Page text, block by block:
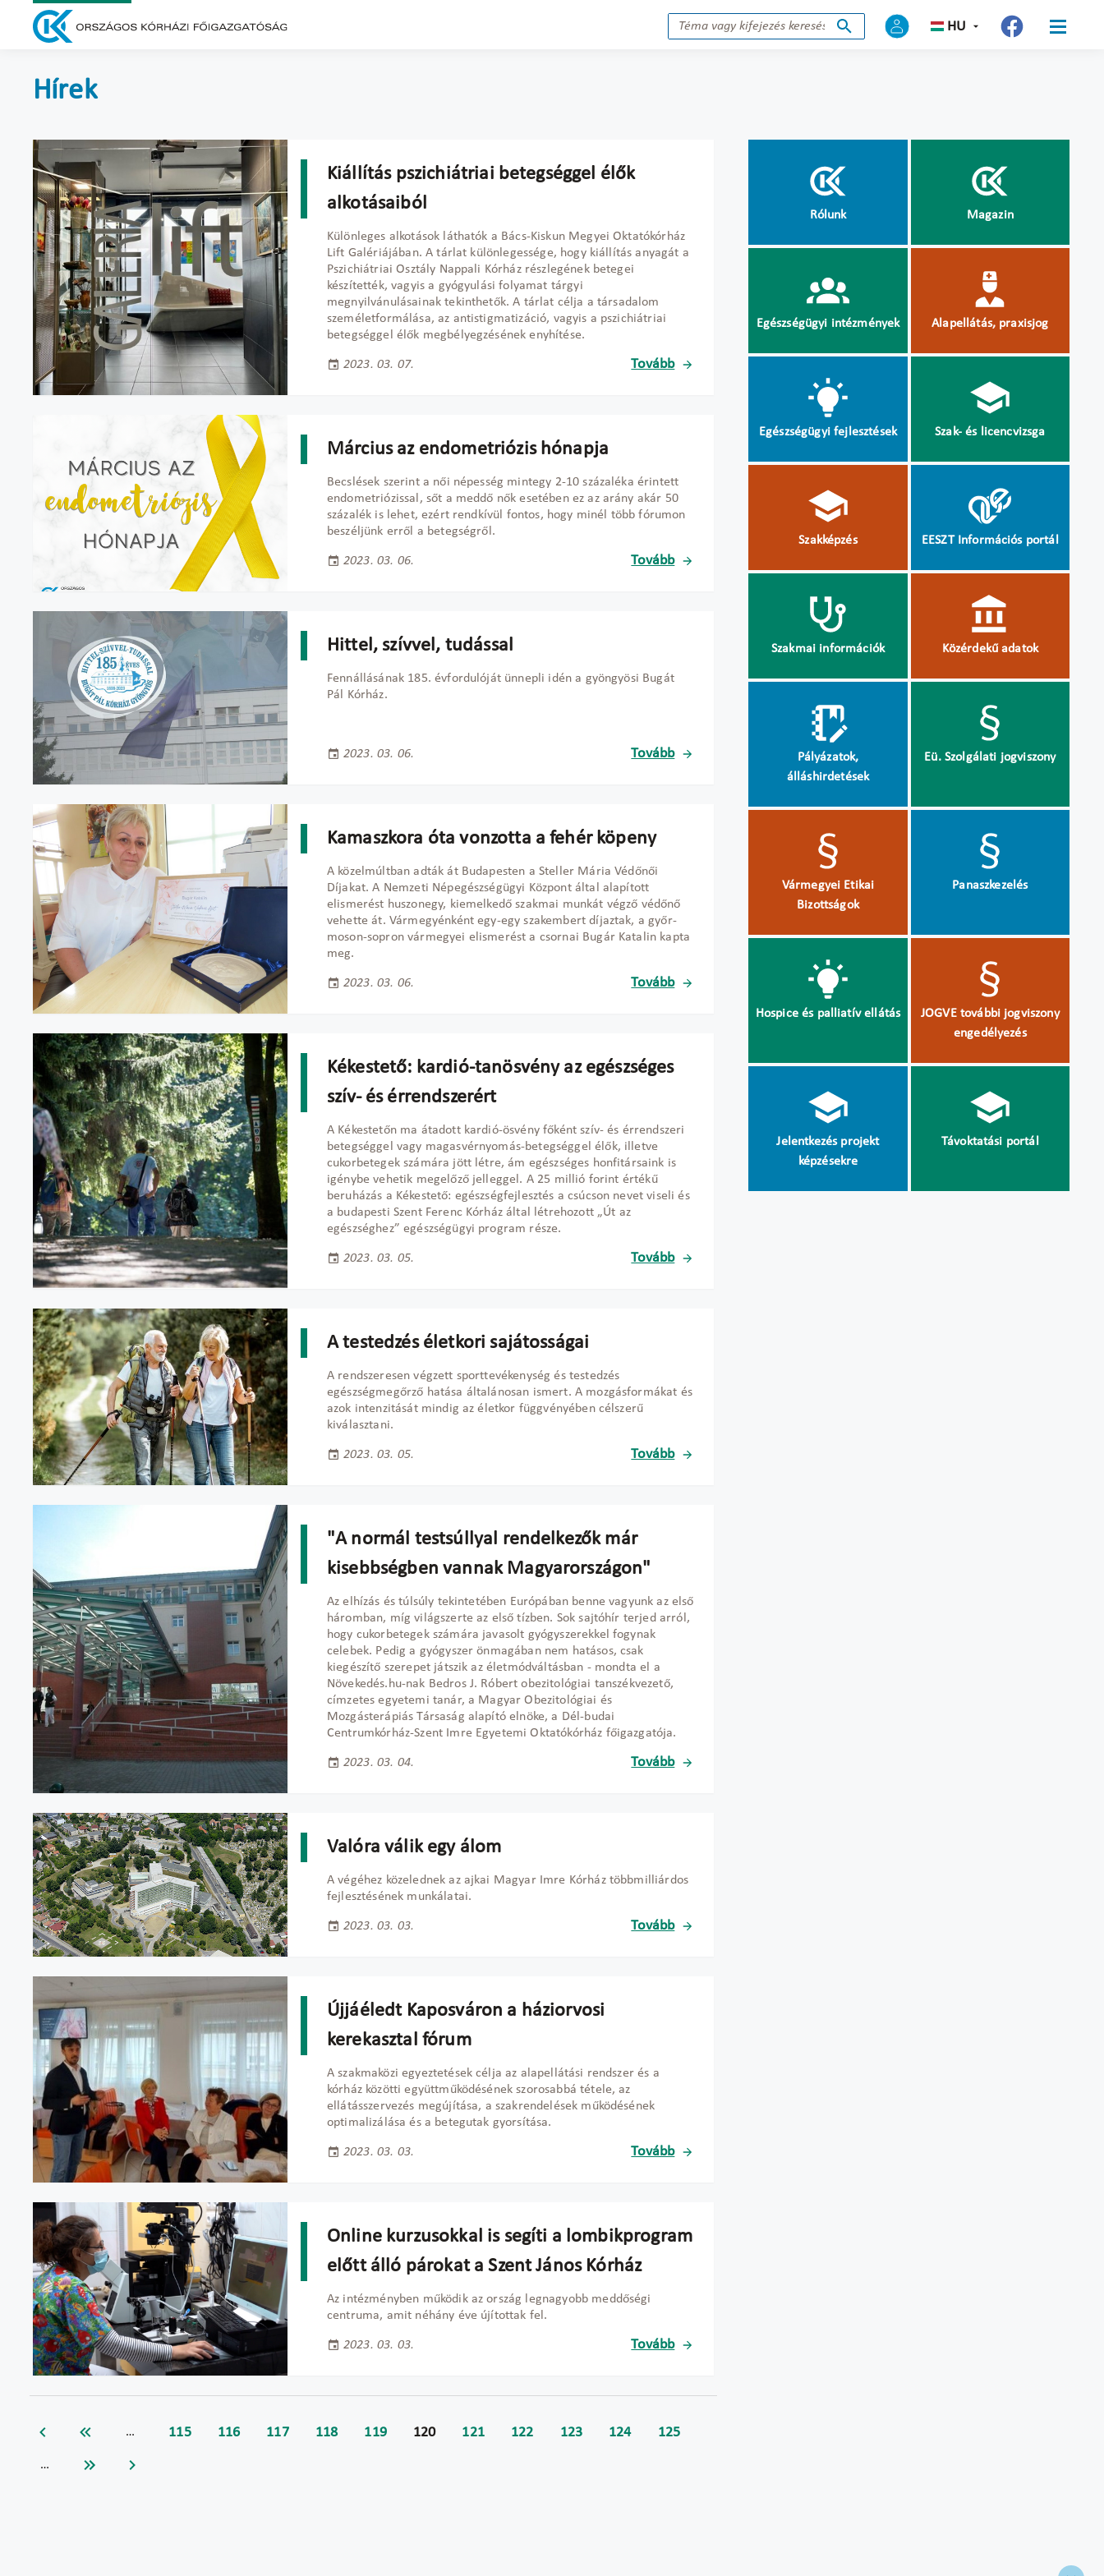
HU
Hírek
Kiállítás pszichiátriai betegséggel élők
alkotásaiból
Különleges alkotások láthatók a Bács-Kiskun Megyei Oktatókórház
Lift Galériájában. A tárlat különlegessége, hogy kiállítás anyagát a
Pszichiátriai Osztály Nappali Kórház részlegének betegei
készítették, vagyis a gyógyulási folyamat tárgyi
megnyilvánulásainak tekinthetők. A tárlat célja a társadalom
személetformálása, az antistigmatizáció, vagyis a pszichiátriai
betegséggel élők megbélyegzésének enyhítése.
2023. 03. 07. Tovább
Március az endometriózis hónapja
Becslések szerint a női népesség mintegy 2-10 százaléka érintett
endometriózissal, sőt a meddő nők esetében ez az arány akár 50
százalék is lehet, ezért rendkívül fontos, hogy minél több fórumon
beszéljünk erről a betegségről.
2023. 03. 06. Tovább
Hittel, szívvel, tudással
Fennállásának 185. évfordulóját ünnepli idén a gyöngyösi Bugát
Pál Kórház.
2023. 03. 06. Tovább
Kamaszkora óta vonzotta a fehér köpeny
A közelmúltban adták át Budapesten a Steller Mária Védőnői
Díjakat. A Nemzeti Népegészségügyi Központ által alapított
elismerést huszonegy, kiemelkedő szakmai munkát végző védőnő
vehette át. Vármegyénként egy-egy szakembert díjaztak, a győr-
moson-sopron vármegyei elismerést a csornai Bugár Katalin kapta
meg.
2023. 03. 06. Tovább
Kékestető: kardió-tanösvény az egészséges
szív- és érrendszerért
A Kékestetőn ma átadott kardió-ösvény főként szív- és érrendszeri
betegséggel vagy magasvérnyomás-betegséggel élők, illetve
cukorbetegek számára jött létre, ám egészséges honfitársaink is
igénybe vehetik megelőző jelleggel. A 25 millió forint értékű
beruházás a Kékestető: egészségfejlesztés a csúcson nevet viseli és
a budapesti Szent Ferenc Kórház által létrehozott „Út az
egészséghez” egészségügyi program része.
2023. 03. 05. Tovább
A testedzés életkori sajátosságai
A rendszeresen végzett sporttevékenység és testedzés
egészségmegőrző hatása általánosan ismert. A mozgásformákat és
azok intenzitását mindig az életkor függvényében célszerű
kiválasztani.
2023. 03. 05. Tovább
"A normál testsúllyal rendelkezők már
kisebbségben vannak Magyarországon"
Az elhízás és túlsúly tekintetében Európában benne vagyunk az első
háromban, míg világszerte az első tízben. Sok sajtóhír terjed arról,
hogy cukorbetegek számára javasolt gyógyszerekkel fogynak
celebek. Pedig a gyógyszer önmagában nem hatásos, csak
kiegészítő szerepet játszik az életmódváltásban - mondta el a
Növekedés.hu-nak Bedros J. Róbert obezitológiai tanszékvezető,
címzetes egyetemi tanár, a Magyar Obezitológiai és
Mozgásterápiás Társaság alapító elnöke, a Dél-budai
Centrumkórház-Szent Imre Egyetemi Oktatókórház főigazgatója.
2023. 03. 04. Tovább
Valóra válik egy álom
A végéhez közelednek az ajkai Magyar Imre Kórház többmilliárdos
fejlesztésének munkálatai.
2023. 03. 03. Tovább
Újjáéledt Kaposváron a háziorvosi
kerekasztal fórum
A szakmaközi egyeztetések célja az alapellátási rendszer és a
kórház közötti együttműködésének szorosabbá tétele, az
ellátásszervezés megújítása, a szakrendelések működésének
optimalizálása és a betegutak gyorsítása.
2023. 03. 03. Tovább
Online kurzusokkal is segíti a lombikprogram
előtt álló párokat a Szent János Kórház
Az intézményben működik az ország legnagyobb meddőségi
centruma, amit néhány éve újítottak fel.
2023. 03. 03. Tovább
… 115 116 117 118 119 120 121 122 123 124 125
…
Rólunk Magazin
Egészségügyi intézmények Alapellátás, praxisjog
Egészségügyi fejlesztések Szak- és licencvizsga
Szakképzés EESZT Információs portál
Szakmai információk Közérdekű adatok
Pályázatok,
álláshirdetések
Eü. Szolgálati jogviszony
Vármegyei Etikai
Bizottságok
Panaszkezelés
Hospice és palliatív ellátás
JOGVE további jogviszony
engedélyezés
Jelentkezés projekt
képzésekre
Távoktatási portál